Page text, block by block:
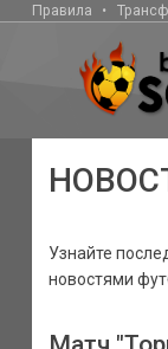
Правила
Узнайте
новостями